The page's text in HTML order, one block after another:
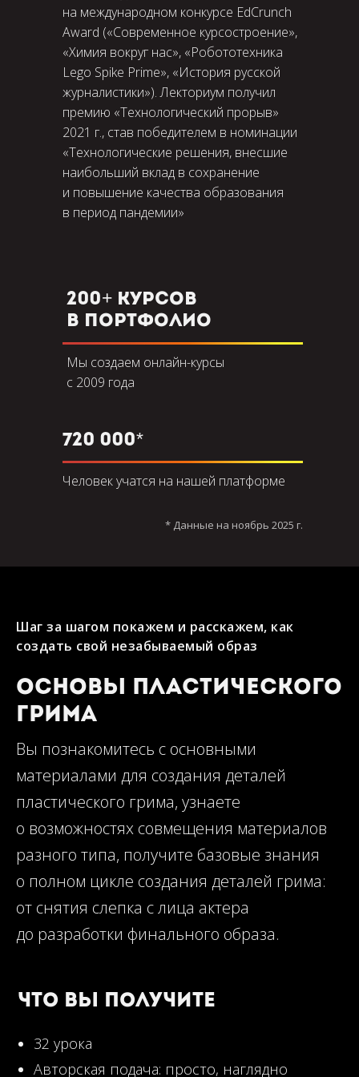
на международном конкурсе EdCrunch
Award («Современное курсостроение»,
«Химия вокруг нас», «Робототехника
Lego Spike Prime», «История русской
журналистики»). Лекториум получил
премию «Технологический прорыв»
2021 г., став победителем в номинации
«Технологические решения, внесшие
наибольший вклад в сохранение
и повышение качества образования
в период пандемии»
200+ курсов
в портфолио
Мы создаем онлайн-курсы
с 2009 года
Человек учатся на нашей платформе
720 000*
* Данные на ноябрь 2025 г.
Шаг за шагом покажем и расскажем, как
создать свой незабываемый образ
Основы пластического
грима
Вы познакомитесь с основными
материалами для создания деталей
пластического грима, узнаете
о возможностях совмещения материалов
разного типа, получите базовые знания
о полном цикле создания деталей грима:
от снятия слепка с лица актера
до разработки финального образа.
Что вы получите
32 урока
Авторская подача: просто, наглядно
Получить бесплатный
урок в Telegram